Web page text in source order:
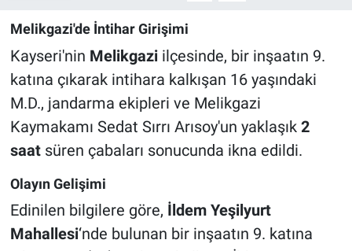
Melikgazi'de İntihar Girişimi
Kayseri'nin Melikgaziilçesinde, bir inşaatın 9.
katına çıkarak intihara kalkışan 16 yaşındaki
M.D., jandarma ekipleri ve Melikgazi
Kaymakamı Sedat Sırrı Arısoy'un yaklaşık 2
saatsüren çabaları sonucunda ikna edildi.
Olayın Gelişimi
Edinilen bilgilere göre, İldem Yeşilyurt
Mahallesi‘nde bulunan bir inşaatın 9. katına